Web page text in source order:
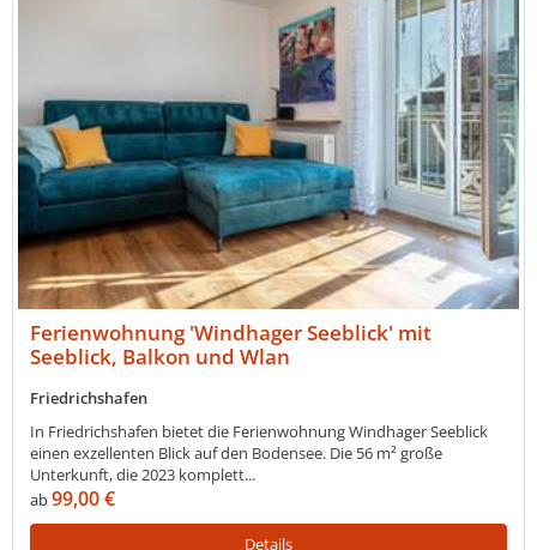
Ferienwohnung 'Windhager Seeblick' mit
Seeblick, Balkon und Wlan
Friedrichshafen
In Friedrichshafen bietet die Ferienwohnung Windhager Seeblick
einen exzellenten Blick auf den Bodensee. Die 56 m² große
Unterkunft, die 2023 komplett...
ab99,00 €
Details